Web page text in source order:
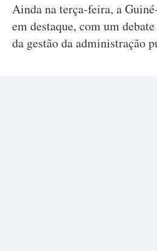
Ainda na terça-feira, a
em destaque, com um
da gestão da administração